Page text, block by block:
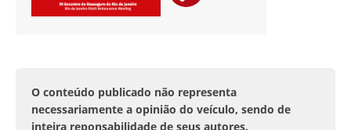
O conteúdo publicado não representa
necessariamente a opinião do veículo, sendo de
inteira reponsabilidade de seus autores.